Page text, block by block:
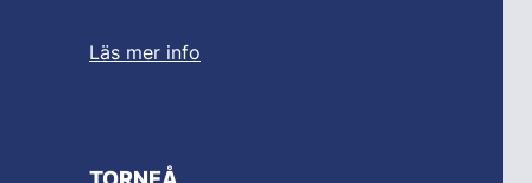
Läs mer info